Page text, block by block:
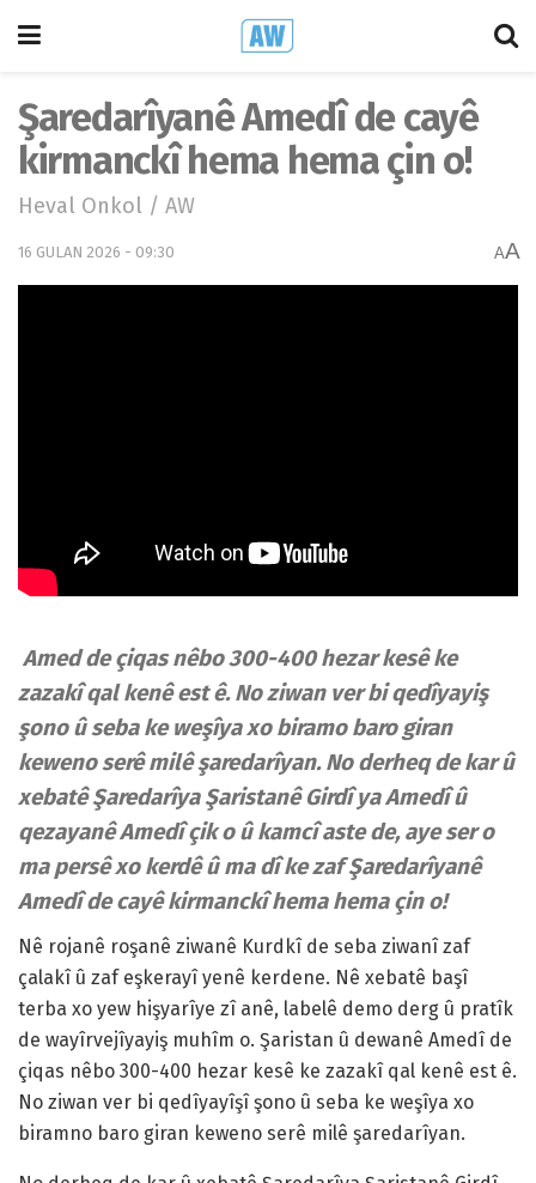
Şaredarîyanê Amedî de cayê
kirmanckî hema hema çin o!
Heval Onkol / AW
16 GULAN 2026 - 09:30 AA
Amed de çiqas nêbo 300-400 hezar kesê ke
zazakî qal kenê est ê. No ziwan ver bi qedîyayiş
şono û seba ke weşîya xo biramo baro giran
keweno serê milê şaredarîyan. No derheq de kar û
xebatê Şaredarîya Şaristanê Girdî ya Amedî û
qezayanê Amedî çik o û kamcî aste de, aye ser o
ma persê xo kerdê û ma dî ke zaf Şaredarîyanê
Amedî de cayê kirmanckî hema hema çin o!
Nê rojanê roşanê ziwanê Kurdkî de seba ziwanî zaf
çalakî û zaf eşkerayî yenê kerdene. Nê xebatê başî
terba xo yew hişyarîye zî anê, labelê demo derg û pratîk
de wayîrvejîyayiş muhîm o. Şaristan û dewanê Amedî de
çiqas nêbo 300-400 hezar kesê ke zazakî qal kenê est ê.
No ziwan ver bi qedîyayîşî şono û seba ke weşîya xo
biramno baro giran keweno serê milê şaredarîyan.